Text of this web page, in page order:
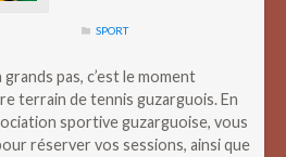
SPORT
pas, c’est le moment
terrain de tennis guzarguois. En
sportive guzarguoise, vous
réserver vos sessions, ainsi que